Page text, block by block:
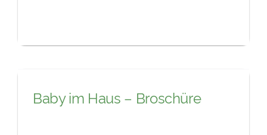
Baby im Haus – Broschüre